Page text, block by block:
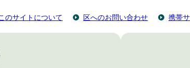
のサイトについて 区へのお問い合わせ 携帯